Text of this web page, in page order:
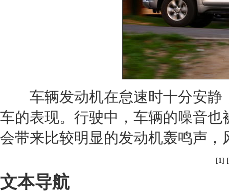
车辆发动机在怠速时十分安静
车的表现。行驶中，车辆的噪音
会带来比较明显的发动机轰鸣声，
[1] [
文本导航